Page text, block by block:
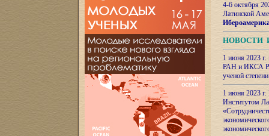
4-6 октября
Латинской
НОВОСТИ
1 июня 2023
РАН и ИКСА
ученой
1 июня 2023
Институтом